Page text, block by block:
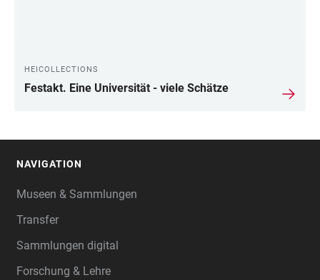
HEICOLLECTIONS
Festakt. Eine Universität - viele Schätze
NAVIGATION
Museen & Sammlungen
Transfer
Sammlungen digital
Forschung & Lehre